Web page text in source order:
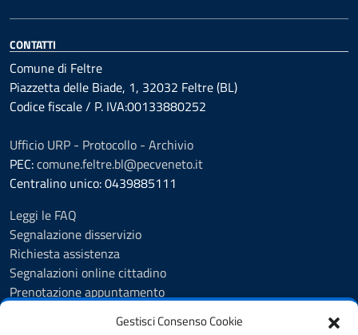
Gestisci Consenso Cookie
CONTATTI
Comune di Feltre
Piazzetta delle Biade, 1, 32032 Feltre (BL)
Codice fiscale / P. IVA:00133880252
Ufficio URP - Protocollo - Archivio
PEC:comune.feltre.bl@pecveneto.it
Centralino unico: 0439885111
Leggi le FAQ
Segnalazione disservizio
Richiesta assistenza
Segnalazioni online cittadino
Prenotazione appuntamento